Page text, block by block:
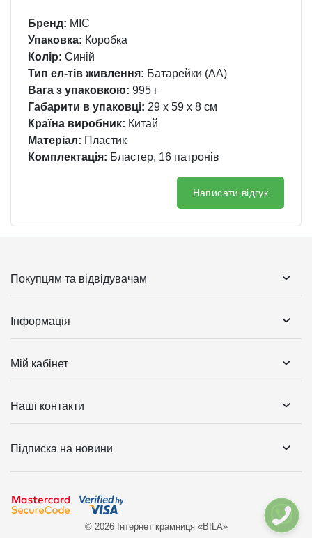
Бренд: MIC
Упаковка: Коробка
Колір: Синій
Тип ел-тів живлення: Батарейки (АА)
Вага з упаковкою: 995 г
Габарити в упаковці: 29 x 59 x 8 см
Країна виробник: Китай
Матеріал: Пластик
Комплектація: Бластер, 16 патронів
Написати відгук
Покупцям та відвідувачам
Інформація
Мій кабінет
Наші контакти
Підписка на новини
© 2026 Інтернет крамниця «BILA»